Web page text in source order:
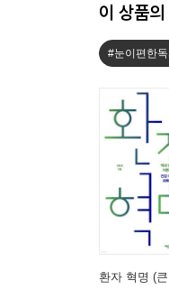
이 상품
#눈이편한독
환자 혁명 (